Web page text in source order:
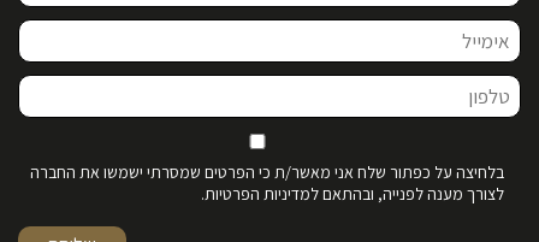
בלחיצה על כפתור שלח אני מאשר/ת כי הפרטים שמסרתי ישמשו את החברה
לצורך מענה לפנייה, ובהתאם למדיניות הפרטיות.